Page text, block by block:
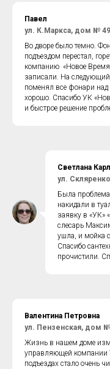
Павел
ул. К.Маркса, дом №
Во дворе было темно.
подъездом перестал,
компанию «Новое
записали. На
поменял все фонари над
хорошо. Спасибо УК
и быстрое решение
Светлана
ул.
Была проблема
накидали в
заявку в «УК»
слесарь
ушла, и мойка
Спасибо
прочистили.
Валентина Петровна
ул. Пензенская, дом
Жизнь в нашем доме
управляющей компании
подъездах стало очень